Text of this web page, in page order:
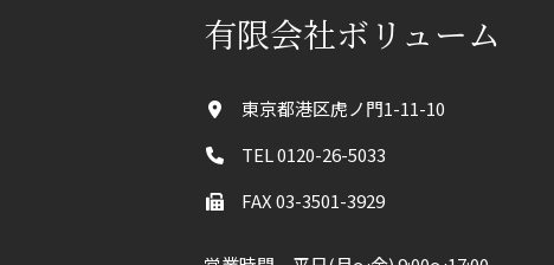
有限会社ボリューム
東京都港区虎ノ門1-11-10
TEL 0120-26-5033
FAX 03-3501-3929